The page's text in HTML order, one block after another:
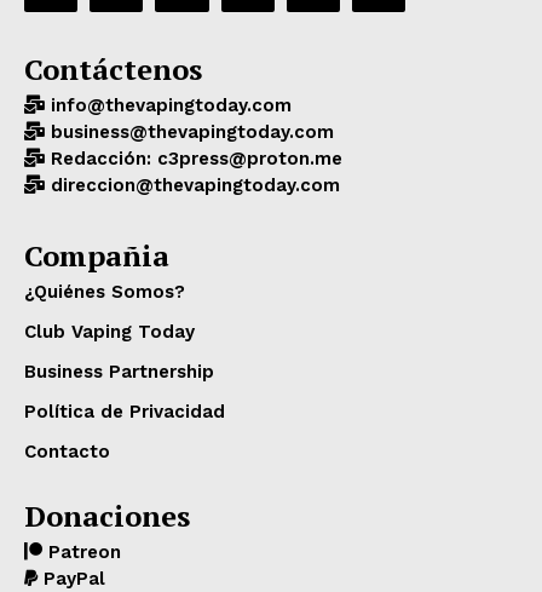
Contáctenos
info@thevapingtoday.com
business@thevapingtoday.com
Redacción: c3press@proton.me
direccion@thevapingtoday.com
Compañia
¿Quiénes Somos?
Club Vaping Today
Business Partnership
Política de Privacidad
Contacto
Donaciones
Patreon
PayPal